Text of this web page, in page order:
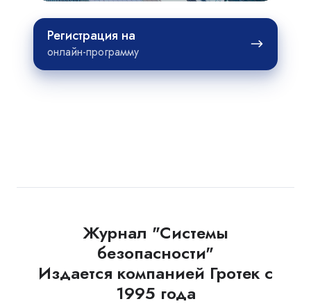
Регистрация на
онлайн-программу
Регистрация
Журнал "Системы
безопасности"
Издается компанией Гротек с
1995 года